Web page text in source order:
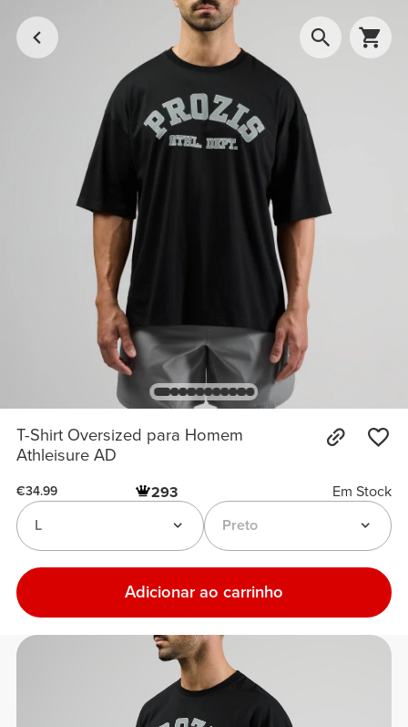
T-Shirt Oversized para Homem
Athleisure AD
€34.99 293
Em Stock
Preto
L
Adicionar ao carrinho